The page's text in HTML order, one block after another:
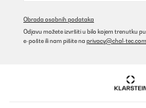
Obrada osobnih podataka
Odjavu možete izvršiti u bilo kojem trenutku
e-pošte ili nam pišite na privacy@chal-tec.com